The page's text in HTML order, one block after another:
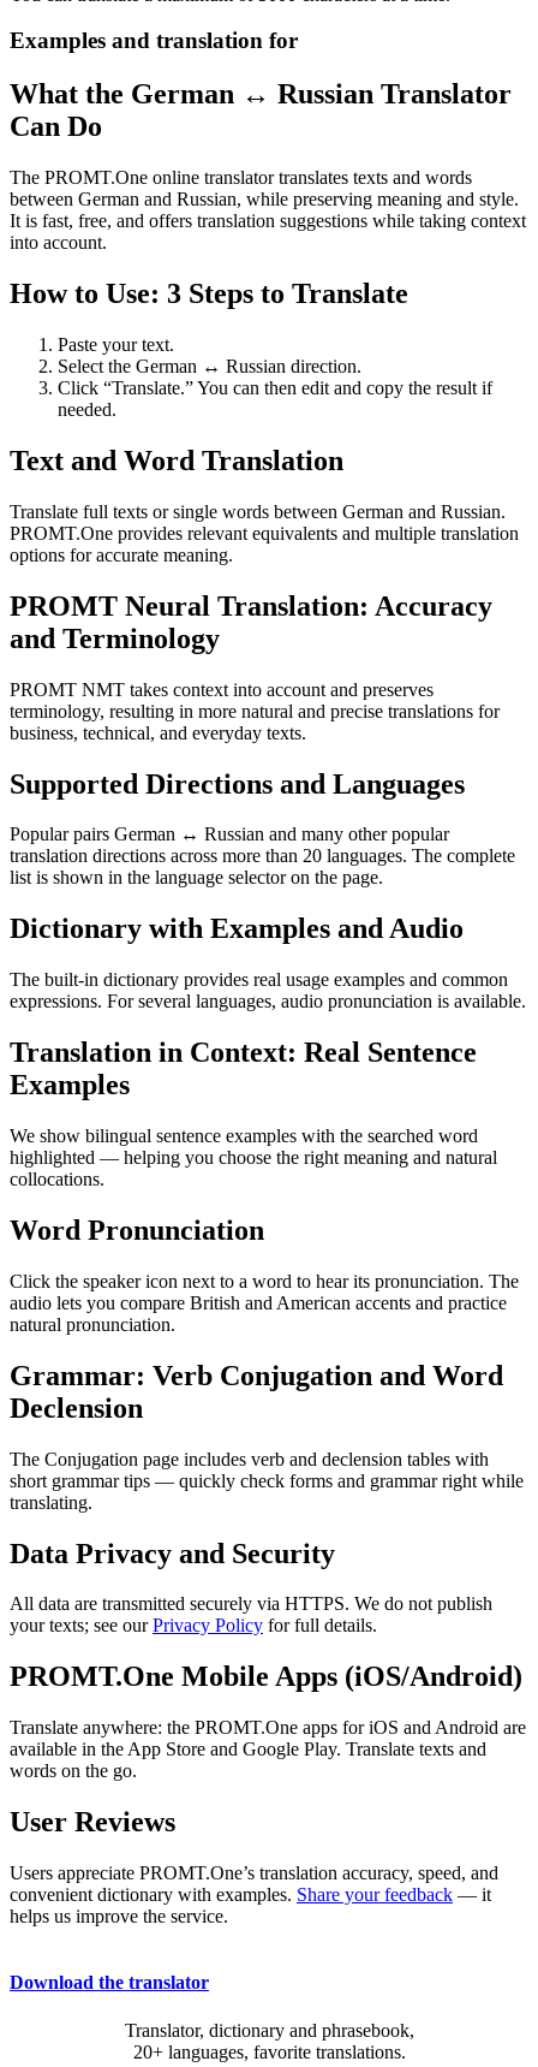
Examples and translation for
What the German ↔ Russian Translator
Can Do
The PROMT.One online translator translates texts and words
between German and Russian, while preserving meaning and style.
It is fast, free, and offers translation suggestions while taking context
into account.
How to Use: 3 Steps to Translate
Paste your text.
Select the German ↔ Russian direction.
Click “Translate.” You can then edit and copy the result if
needed.
Text and Word Translation
Translate full texts or single words between German and Russian.
PROMT.One provides relevant equivalents and multiple translation
options for accurate meaning.
PROMT Neural Translation: Accuracy
and Terminology
PROMT NMT takes context into account and preserves
terminology, resulting in more natural and precise translations for
business, technical, and everyday texts.
Supported Directions and Languages
Popular pairs German ↔ Russian and many other popular
translation directions across more than 20 languages. The complete
list is shown in the language selector on the page.
Dictionary with Examples and Audio
The built-in dictionary provides real usage examples and common
expressions. For several languages, audio pronunciation is available.
Translation in Context: Real Sentence
Examples
We show bilingual sentence examples with the searched word
highlighted — helping you choose the right meaning and natural
collocations.
Word Pronunciation
Click the speaker icon next to a word to hear its pronunciation. The
audio lets you compare British and American accents and practice
natural pronunciation.
Grammar: Verb Conjugation and Word
Declension
The Conjugation page includes verb and declension tables with
short grammar tips — quickly check forms and grammar right while
translating.
Data Privacy and Security
All data are transmitted securely via HTTPS. We do not publish
your texts; see ourPrivacy Policy for full details.
PROMT.One Mobile Apps (iOS/Android)
Translate anywhere: the PROMT.One apps for iOS and Android are
available in the App Store and Google Play. Translate texts and
words on the go.
User Reviews
Users appreciate PROMT.One’s translation accuracy, speed, and
convenient dictionary with examples. Share your feedback — it
helps us improve the service.
Download the translator
Translator, dictionary and phrasebook,
20+ languages, favorite translations.